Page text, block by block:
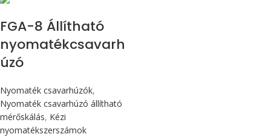
FGA-8 Állítható
nyomatékcsavarh
úzó
Nyomaték csavarhúzók,
Nyomaték csavarhúzó állítható
mérőskálás, Kézi
nyomatékszerszámok